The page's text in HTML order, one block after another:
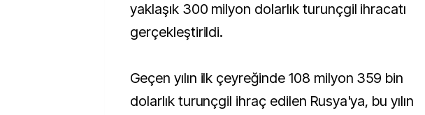
yaklaşık 300 milyon dolarlık turunçgil ihracatı
gerçekleştirildi.
Geçen yılın ilk çeyreğinde 108 milyon 359 bin
dolarlık turunçgil ihraç edilen Rusya'ya, bu yılın